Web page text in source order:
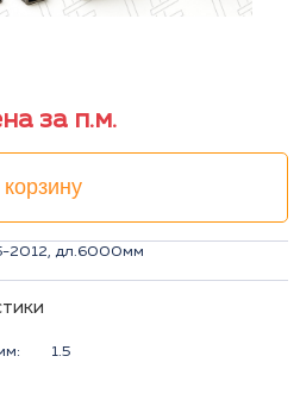
за п.м.
2012, дл.6000мм
1.5